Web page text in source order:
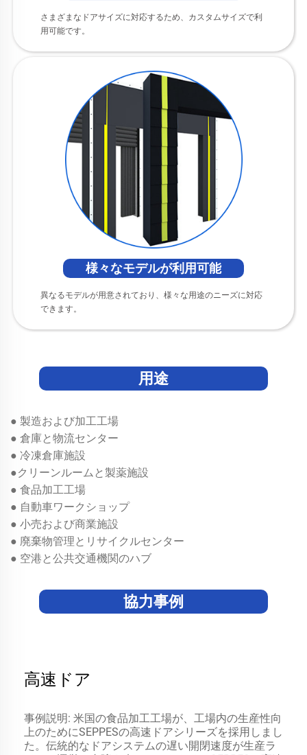
さまざまなドアサイズに対応するため、カスタムサイズで利
用可能です。
様々なモデルが利用可能
異なるモデルが用意されており、様々な用途のニーズに対応
できます。
用途
● 製造および加工工場
● 倉庫と物流センター
● 冷凍倉庫施設
●クリーンルームと製薬施設
● 食品加工工場
● 自動車ワークショップ
● 小売および商業施設
● 廃棄物管理とリサイクルセンター
● 空港と公共交通機関のハブ
協力事例
高速ジッパー式ドア
事例説明: 日本のハイテク電子機器製造会社は、生産
ラインの頻繁な出入りという問題に対処するため
に、優れた密封性能と高速動作により生産ラインの